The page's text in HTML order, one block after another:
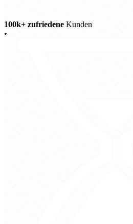
100k+ zufriedene Kunden
•